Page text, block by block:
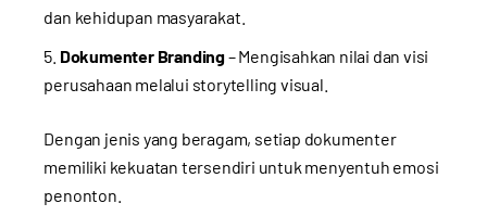
dan kehidupan masyarakat.
Dokumenter Branding– Mengisahkan nilai dan visi
perusahaan melalui storytelling visual.
Dengan jenis yang beragam, setiap dokumenter
memiliki kekuatan tersendiri untuk menyentuh emosi
penonton.